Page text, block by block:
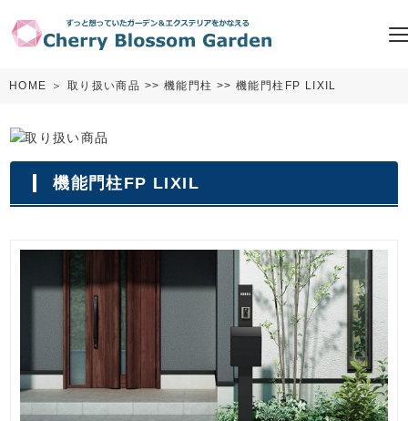
HOME ＞ 取り扱い商品 >> 機能門柱 >> 機能門柱FP LIXIL
機能門柱FP LIXIL